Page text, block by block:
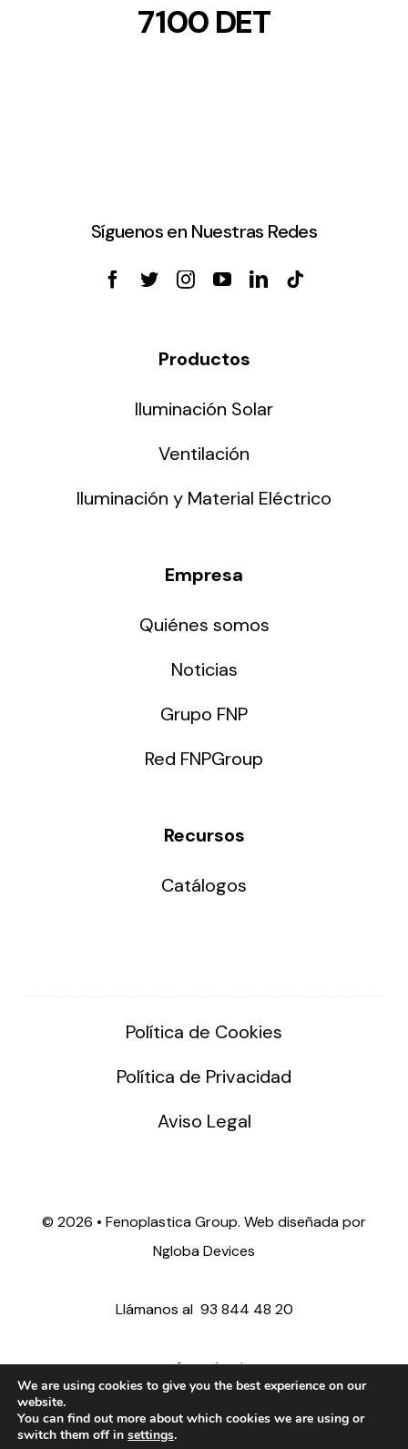
7100 DET
Síguenos en Nuestras Redes
Productos
Iluminación Solar
Ventilación
Iluminación y Material Eléctrico
Empresa
Quiénes somos
Noticias
Grupo FNP
Red FNPGroup
Recursos
Catálogos
Política de Cookies
Política de Privacidad
Aviso Legal
© 2026 • Fenoplastica Group. Web diseñada por
Ngloba Devices
Llámanos al 93 844 48 20
ventas@fenoplastica.com
export@fenoplastica.com
We are using cookies to give you the best experience on our
website.
You can find out more about which cookies we are using or
switch them off in settings.